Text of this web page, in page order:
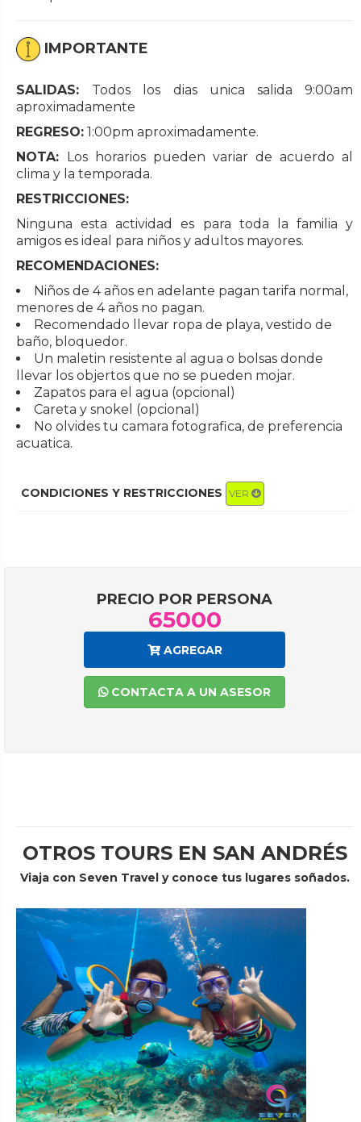
IMPORTANTE
SALIDAS: Todos los dias unica salida 9:00am
aproximadamente
REGRESO: 1:00pm aproximadamente.
NOTA:
Los horarios pueden variar de acuerdo al
clima y la temporada.
RESTRICCIONES:
Ninguna esta actividad es para toda la familia y
amigos es ideal para niños y adultos mayores.
RECOMENDACIONES:
Niños de 4 años en adelante pagan tarifa normal,
menores de 4 años no pagan.
Recomendado llevar ropa de playa, vestido de
baño, bloquedor.
Un maletin resistente al agua o bolsas donde
llevar los objertos que no se pueden mojar.
Zapatos para el agua (opcional)
Careta y snokel (opcional)
No olvides tu camara fotografica, de preferencia
acuatica.
CONDICIONES Y RESTRICCIONES VER
PRECIO POR PERSONA
65000
AGREGAR
CONTACTA A UN ASESOR
OTROS TOURS EN SAN ANDRÉS
Viaja con Seven Travel y conoce tus lugares soñados.